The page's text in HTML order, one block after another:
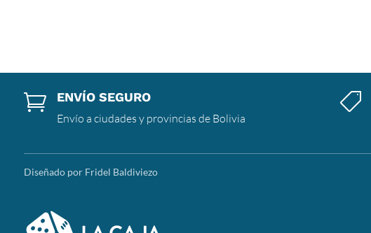
 ENVÍO SEGURO
Envío a ciudades y provincias de Bolivia

Diseñado por Fridel Baldiviezo